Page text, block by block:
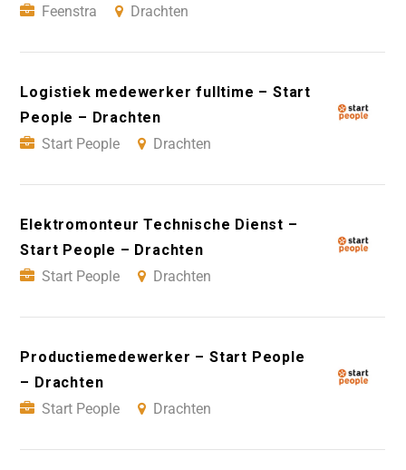
Feenstra
Drachten
Logistiek medewerker fulltime – Start
People – Drachten
Start People
Drachten
Elektromonteur Technische Dienst –
Start People – Drachten
Start People
Drachten
Productiemedewerker – Start People
– Drachten
Start People
Drachten